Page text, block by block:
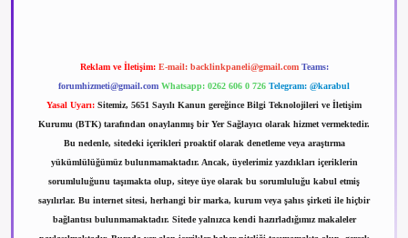
Reklam ve İletişim: E-mail: backlinkpaneli@gmail.com Teams:
forumhizmeti@gmail.com Whatsapp: 0262 606 0 726 Telegram: @karabul
Yasal Uyarı: Sitemiz, 5651 Sayılı Kanun gereğince Bilgi Teknolojileri ve İletişim
Kurumu (BTK) tarafından onaylanmış bir Yer Sağlayıcı olarak hizmet vermektedir.
Bu nedenle, sitedeki içerikleri proaktif olarak denetleme veya araştırma
yükümlülüğümüz bulunmamaktadır. Ancak, üyelerimiz yazdıkları içeriklerin
sorumluluğunu taşımakta olup, siteye üye olarak bu sorumluluğu kabul etmiş
sayılırlar. Bu internet sitesi, herhangi bir marka, kurum veya şahıs şirketi ile hiçbir
bağlantısı bulunmamaktadır. Sitede yalnızca kendi hazırladığımız makaleler